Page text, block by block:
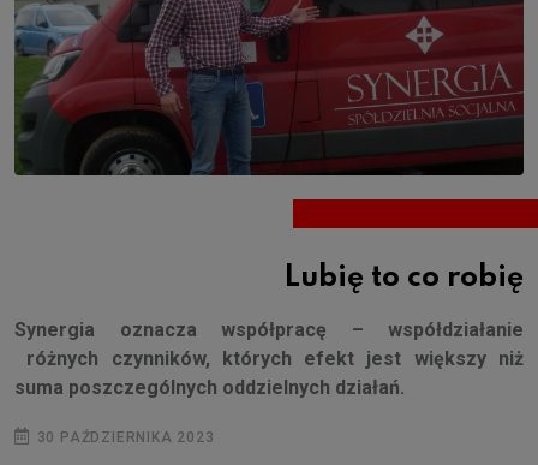
Lubię to co robię
Synergia oznacza współpracę – współdziałanie
różnych czynników, których efekt jest większy niż
suma poszczególnych oddzielnych działań.
30 PAŹDZIERNIKA 2023